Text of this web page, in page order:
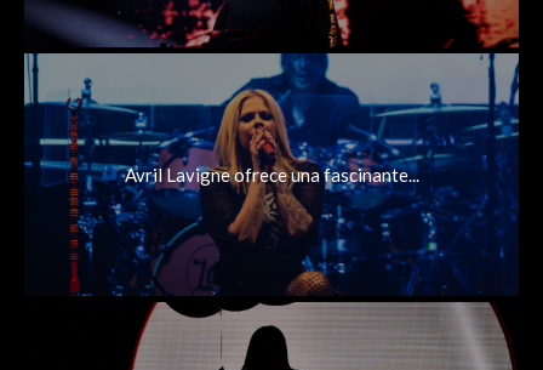
Avril Lavigne ofrece una fascinante...